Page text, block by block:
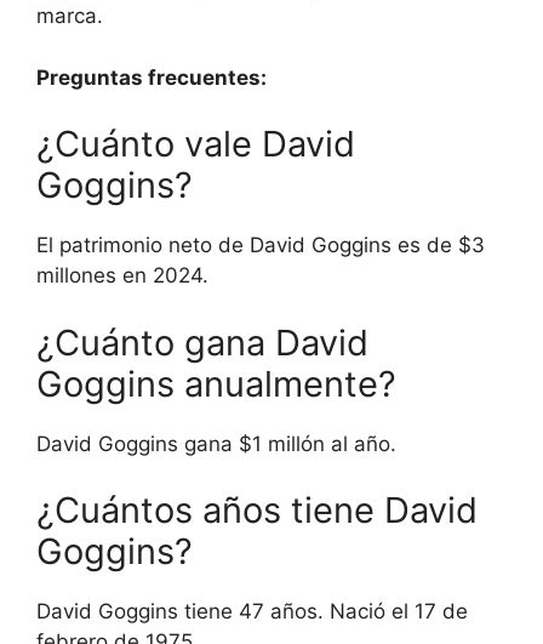
marca.
Preguntas frecuentes:
¿Cuánto vale David
Goggins?
El patrimonio neto de David Goggins es de $3
millones en 2024.
¿Cuánto gana David
Goggins anualmente?
David Goggins gana $1 millón al año.
¿Cuántos años tiene David
Goggins?
David Goggins tiene 47 años. Nació el 17 de